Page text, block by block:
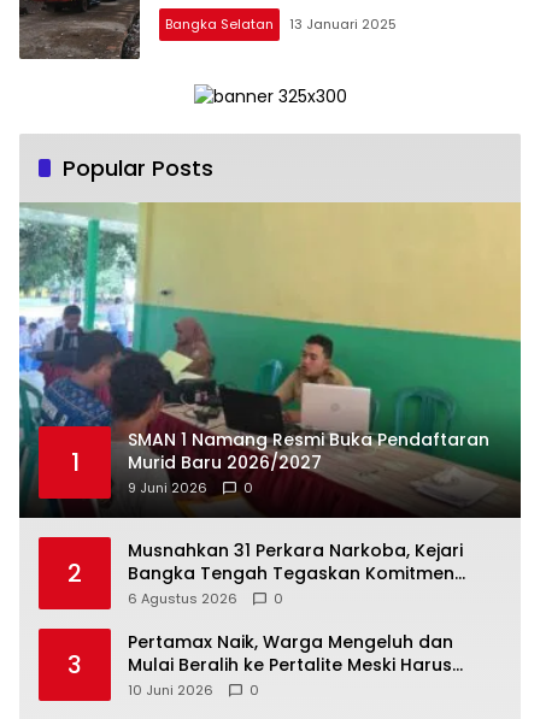
Bangka Selatan 13 Januari 2025
Popular Posts
1
SMAN 1 Namang Resmi Buka Pendaftaran
Murid Baru 2026/2027
9 Juni 2026 0
2
Musnahkan 31 Perkara Narkoba, Kejari
Bangka Tengah Tegaskan Komitmen
Berantas Kejahatan Hingga Tuntas
6 Agustus 2026 0
3
‎Pertamax Naik, Warga Mengeluh dan
Mulai Beralih ke Pertalite Meski Harus
10 Juni 2026 0